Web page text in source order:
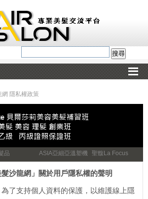
隱私權政策
品 ASIA亞細亞溫塑機 聖馥La Focus
沙龍網」關於用戶隱私權的聲明
為了支持個人資料的保護，以維護線上隱